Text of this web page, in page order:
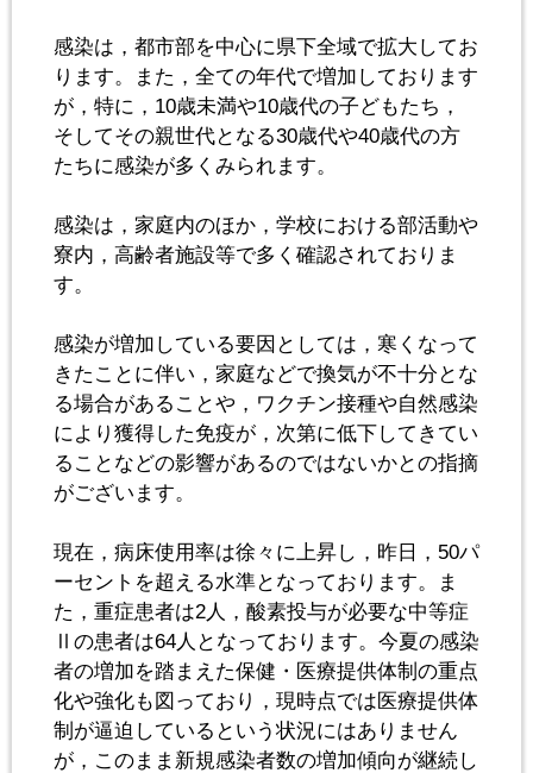
感染は，都市部を中心に県下全域で拡大してお
ります。また，全ての年代で増加しております
が，特に，10歳未満や10歳代の子どもたち，
そしてその親世代となる30歳代や40歳代の方
たちに感染が多くみられます。
感染は，家庭内のほか，学校における部活動や
寮内，高齢者施設等で多く確認されておりま
す。
感染が増加している要因としては，寒くなって
きたことに伴い，家庭などで換気が不十分とな
る場合があることや，ワクチン接種や自然感染
により獲得した免疫が，次第に低下してきてい
ることなどの影響があるのではないかとの指摘
がございます。
現在，病床使用率は徐々に上昇し，昨日，50パ
ーセントを超える水準となっております。ま
た，重症患者は2人，酸素投与が必要な中等症
Ⅱの患者は64人となっております。今夏の感染
者の増加を踏まえた保健・医療提供体制の重点
化や強化も図っており，現時点では医療提供体
制が逼迫しているという状況にはありません
が，このまま新規感染者数の増加傾向が継続し